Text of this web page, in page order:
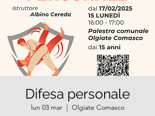
Difesa personale
lun 03 mar
  |
Olgiate Comasco